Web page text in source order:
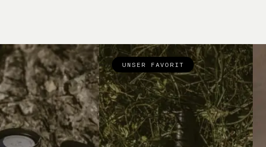
UNSER FAVORIT